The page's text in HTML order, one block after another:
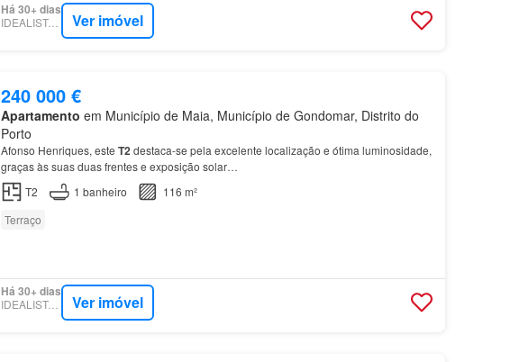
Há 30+ dias
IDEALISTA.PT Ver imóvel
240 000 €
Apartamento em Município de Maia, Município de Gondomar, Distrito do
Porto
Afonso Henriques, este T2destaca-se pela excelente localização e ótima luminosidade,
graças às suas duas frentes e exposição solar…
T2
1 banheiro
116 m²
Terraço
Há 30+ dias
IDEALISTA.PT Ver imóvel